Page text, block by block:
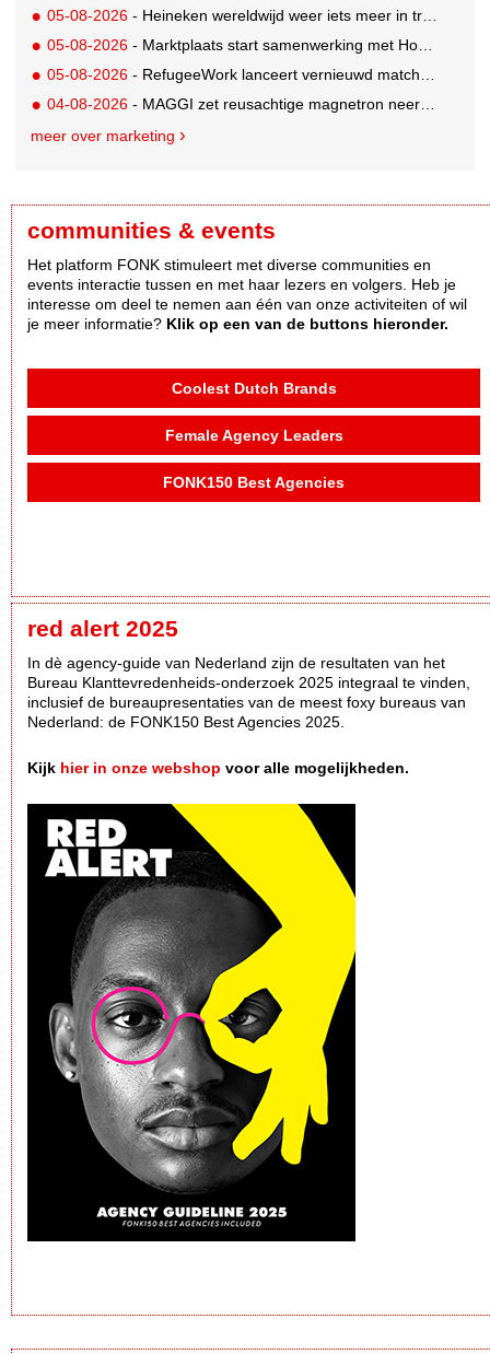
05-08-2026 - Heineken wereldwijd weer iets meer in trek
05-08-2026 - Marktplaats start samenwerking met House of Cars
05-08-2026 - RefugeeWork lanceert vernieuwd matchingplatform voor nieuwkomers en werkgevers
04-08-2026 - MAGGI zet reusachtige magnetron neer op Solar Festival
meer over marketing
communities & events
Het platform FONK stimuleert met diverse communities en
events interactie tussen en met haar lezers en volgers. Heb je
interesse om deel te nemen aan één van onze activiteiten of wil
je meer informatie? Klik op een van de buttons hieronder.
Coolest Dutch Brands
Female Agency Leaders
FONK150 Best Agencies
red alert 2025
In dè agency-guide van Nederland zijn de resultaten van het
Bureau Klanttevredenheids-onderzoek 2025 integraal te vinden,
inclusief de bureaupresentaties van de meest foxy bureaus van
Nederland: de FONK150 Best Agencies 2025.
Kijk hier in onze webshop voor alle mogelijkheden.